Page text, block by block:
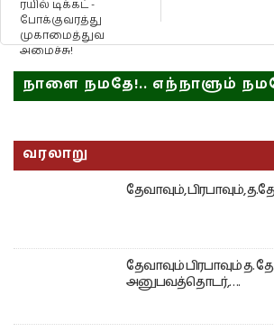
ரயில் டிக்கட் -
போக்குவரத்து
முகாமைத்துவ
அமைச்சு!
நாளை நமதே!.. எந்நாளும்
வரலாறு
தேவாவும், பிரபாவும்,
தேவாவும் பிரபாவும் த.
அனுபவத்தொடர்,….